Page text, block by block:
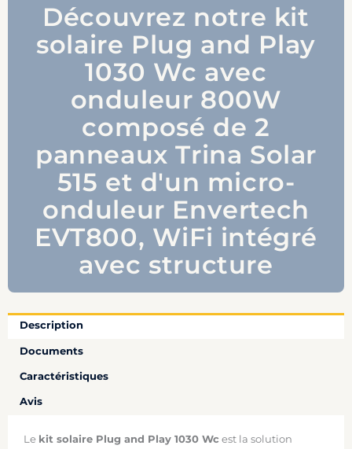
Découvrez notre kit
solaire Plug and Play
1030 Wc avec
onduleur 800W
composé de 2
panneaux Trina Solar
515 et d'un micro-
onduleur Envertech
EVT800, WiFi intégré
avec structure
Description
Documents
Caractéristiques
Avis
Le kit solaire Plug and Play 1030 Wc est la solution